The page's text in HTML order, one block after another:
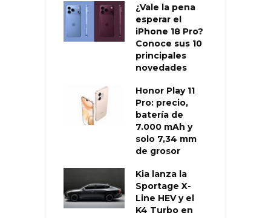
¿Vale la pena
esperar el
iPhone 18 Pro?
Conoce sus 10
principales
novedades
Honor Play 11
Pro: precio,
batería de
7.000 mAh y
solo 7,34 mm
de grosor
Kia lanza la
Sportage X-
Line HEV y el
K4 Turbo en